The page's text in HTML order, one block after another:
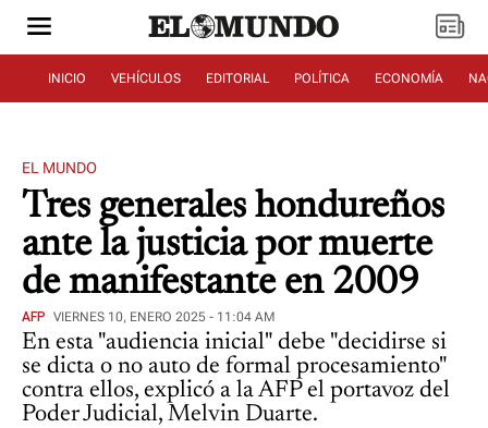
INICIO VEHÍCULOS EDITORIAL POLÍTICA ECONOMÍA
EL MUNDO
Tres generales hondureños
ante la justicia por muerte
de manifestante en 2009
AFP VIERNES 10, ENERO 2025 - 11:04 AM
En esta "audiencia inicial" debe "decidirse si
se dicta o no auto de formal procesamiento"
contra ellos, explicó a la AFP el portavoz del
Poder Judicial, Melvin Duarte.